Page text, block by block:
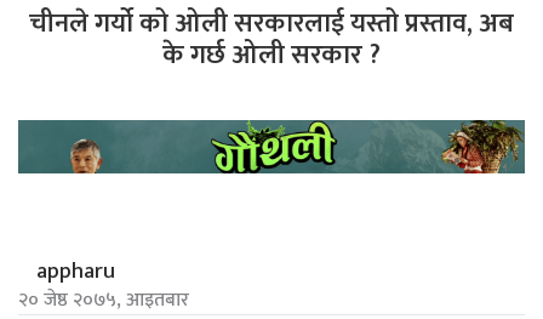
चीनले गर्यो को ओली सरकारलाई यस्तो प्रस्ताव, अब
के गर्छ ओली सरकार ?
appharu
२० जेष्ठ २०७५, आइतबार